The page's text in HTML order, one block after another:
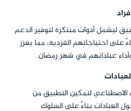
ليشمل أدوات مبتكرة لتوفير الدعم
احتياجاتهم الفردية، مما يعزز
عباداتهم في شهر رمضان.
الاصطناعي لتمكين التطبيق من
العبادات بناءً على السلوك